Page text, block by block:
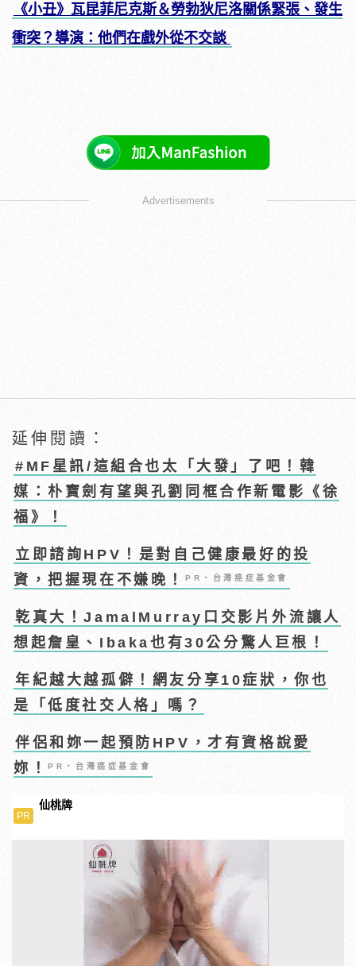
《小丑》瓦昆菲尼克斯＆勞勃狄尼洛關係緊張、發生
衝突？導演：他們在戲外從不交談
Advertisements
延伸閱讀：
#MF星訊/這組合也太「大發」了吧！韓
媒：朴寶劍有望與孔劉同框合作新電影《徐
福》！
立即諮詢HPV！是對自己健康最好的投
資，把握現在不嫌晚！PR・台灣癌症基金會
乾真大！JamalMurray口交影片外流讓人
想起詹皇、Ibaka也有30公分驚人巨根！
年紀越大越孤僻！網友分享10症狀，你也
是「低度社交人格」嗎？
伴侶和妳一起預防HPV，才有資格說愛
妳！PR・台灣癌症基金會
PR
仙桃牌